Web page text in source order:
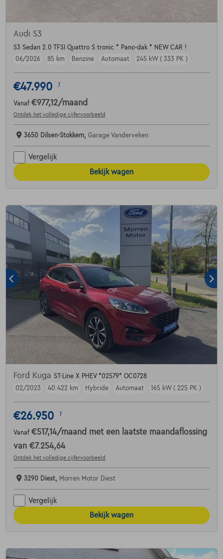
Audi S3
S3 Sedan 2.0 TFSI Quattro S tronic * Pano-dak * NEW CAR !
06/2026
85 km Benzine Automaat 245 kW ( 333 PK )
€47.990 1
Vanaf €977,12/maand
Ontdek het volledige cijfervoorbeeld
3650 Dilsen-Stokkem, Garage Vanderveken
Vergelijk
Bekijk wagen
Ford Kuga ST-Line X PHEV *02579* OC0728
02/2023
40.422 km Hybride Automaat 165 kW ( 225 PK )
€26.950 1
Vanaf €517,14/maand met een laatste maandaflossing
van €7.254,64
Ontdek het volledige cijfervoorbeeld
3290 Diest, Morren Motor Diest
Vergelijk
Bekijk wagen